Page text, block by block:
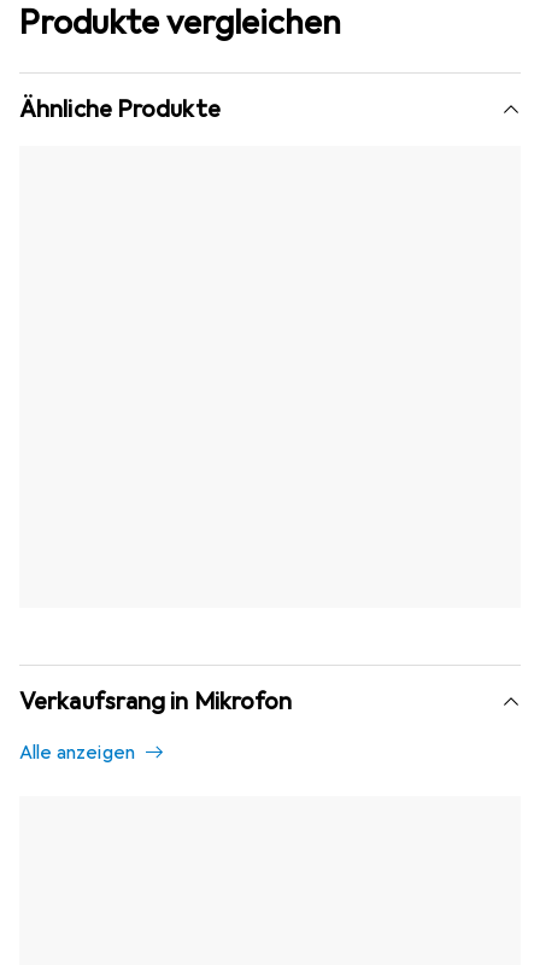
Produkte vergleichen
Ähnliche Produkte
Verkaufsrang in Mikrofon
Alle anzeigen